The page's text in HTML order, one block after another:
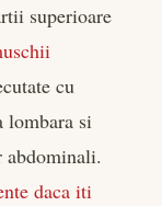
superioare
cu
lombara si
daca iti